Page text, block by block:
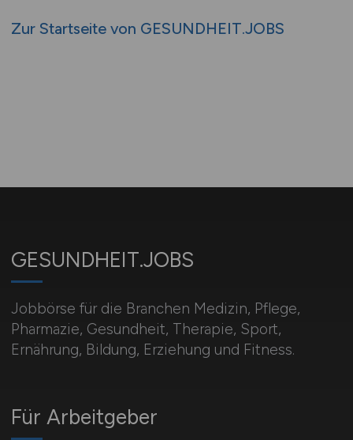
Zur Startseite von GESUNDHEIT.JOBS
GESUNDHEIT.JOBS
Jobbörse für die Branchen Medizin, Pflege,
Pharmazie, Gesundheit, Therapie, Sport,
Ernährung, Bildung, Erziehung und Fitness.
Für Arbeitgeber